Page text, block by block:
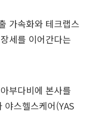
가속화와 테크랩스
세를 이어간다는
부다비에 본사를
스헬스케어(YAS